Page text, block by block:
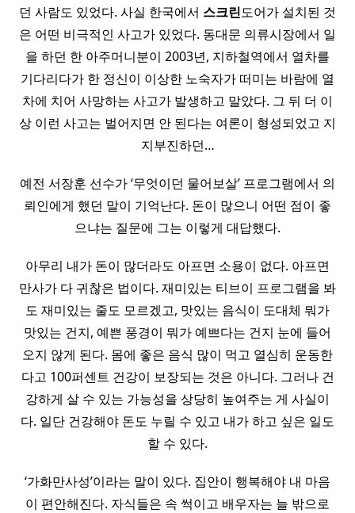
던 사람도 있었다. 사실 한국에서 스크린도어가 설치된 것
은 어떤 비극적인 사고가 있었다. 동대문 의류시장에서 일
을 하던 한 아주머니분이 2003년, 지하철역에서 열차를
기다리다가 한 정신이 이상한 노숙자가 떠미는 바람에 열
차에 치어 사망하는 사고가 발생하고 말았다. 그 뒤 더 이
상 이런 사고는 벌어지면 안 된다는 여론이 형성되었고 지
지부진하던…
예전 서장훈 선수가 ‘무엇이던 물어보살’ 프로그램에서 의
뢰인에게 했던 말이 기억난다. 돈이 많으니 어떤 점이 좋
으냐는 질문에 그는 이렇게 대답했다.
아무리 내가 돈이 많더라도 아프면 소용이 없다. 아프면
만사가 다 귀찮은 법이다. 재미있는 티브이 프로그램을 봐
도 재미있는 줄도 모르겠고, 맛있는 음식이 도대체 뭐가
맛있는 건지, 예쁜 풍경이 뭐가 예쁘다는 건지 눈에 들어
오지 않게 된다. 몸에 좋은 음식 많이 먹고 열심히 운동한
다고 100퍼센트 건강이 보장되는 것은 아니다. 그러나 건
강하게 살 수 있는 가능성을 상당히 높여주는 게 사실이
다. 일단 건강해야 돈도 누릴 수 있고 내가 하고 싶은 일도
할 수 있다.
‘가화만사성’이라는 말이 있다. 집안이 행복해야 내 마음
이 편안해진다. 자식들은 속 썩이고 배우자는 늘 밖으로